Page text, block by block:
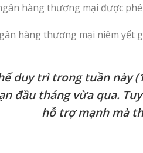
hàng thương mại được
hàng thương mại niêm yết
duy trì trong tuần này
đầu tháng vừa qua.
hỗ trợ mạnh mà